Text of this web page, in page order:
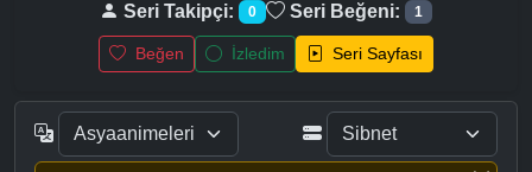
Seri Takipçi: 0 Seri Beğeni: 1
Beğen İzledim Seri Sayfası